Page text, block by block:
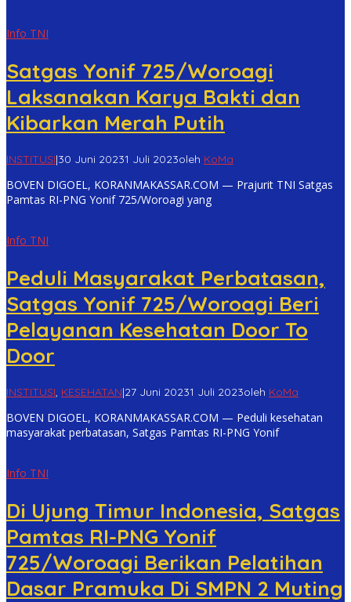
Info TNI
Satgas Yonif 725/Woroagi
Laksanakan Karya Bakti dan
Kibarkan Merah Putih
INSTITUSI|30 Juni 20231 Juli 2023oleh KoMa
BOVEN DIGOEL, KORANMAKASSAR.COM — Prajurit TNI Satgas
Pamtas RI-PNG Yonif 725/Woroagi yang
Info TNI
Peduli Masyarakat Perbatasan,
Satgas Yonif 725/Woroagi Beri
Pelayanan Kesehatan Door To
Door
INSTITUSI, KESEHATAN|27 Juni 20231 Juli 2023oleh KoMa
BOVEN DIGOEL, KORANMAKASSAR.COM — Peduli kesehatan
masyarakat perbatasan, Satgas Pamtas RI-PNG Yonif
Info TNI
Di Ujung Timur Indonesia, Satgas
Pamtas RI-PNG Yonif
725/Woroagi Berikan Pelatihan
Dasar Pramuka Di SMPN 2 Muting